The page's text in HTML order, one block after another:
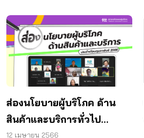
ส่องนโยบายผู้บริโภค ด้าน
สินค้าและบริการทั่วไป
12 เมษายน 2566